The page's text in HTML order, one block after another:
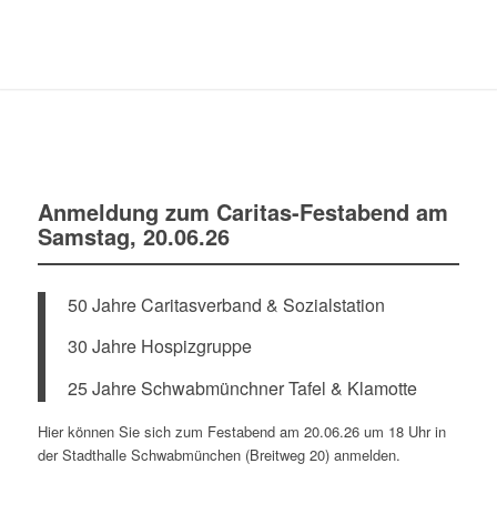
Anmeldung zum Caritas-Festabend am
Samstag, 20.06.26
50 Jahre Caritasverband & Sozialstation
30 Jahre Hospizgruppe
25 Jahre Schwabmünchner Tafel & Klamotte
Hier können Sie sich zum Festabend am 20.06.26 um 18 Uhr in
der Stadthalle Schwabmünchen (Breitweg 20) anmelden.